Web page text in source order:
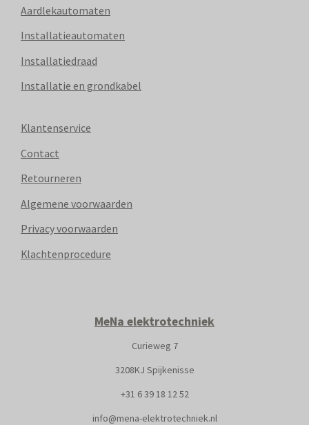
Aardlekautomaten
Installatieautomaten
Installatiedraad
Installatie en grondkabel
Klantenservice
Contact
Retourneren
Algemene voorwaarden
Privacy voorwaarden
Klachtenprocedure
MeNa elektrotechniek
Curieweg 7
3208KJ Spijkenisse
+31 6 39 18 12 52
info@mena-elektrotechniek.nl